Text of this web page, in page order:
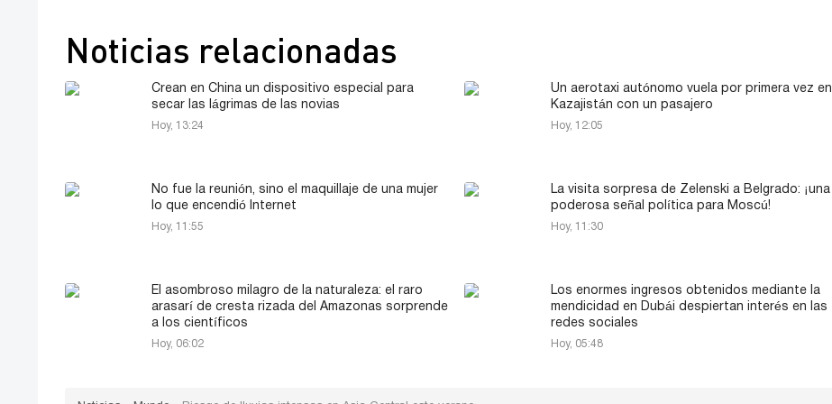
Noticias relacionadas
Crean en China un dispositivo especial para
secar las lágrimas de las novias
Hoy, 13:24
Un aerotaxi autónomo vuela por primera vez en
Kazajistán con un pasajero
Hoy, 12:05
No fue la reunión, sino el maquillaje de una mujer
lo que encendió Internet
Hoy, 11:55
La visita sorpresa de Zelenski a Belgrado: ¡una
poderosa señal política para Moscú!
Hoy, 11:30
El asombroso milagro de la naturaleza: el raro
arasarí de cresta rizada del Amazonas sorprende
a los científicos
Hoy, 06:02
Los enormes ingresos obtenidos mediante la
mendicidad en Dubái despiertan interés en las
redes sociales
Hoy, 05:48